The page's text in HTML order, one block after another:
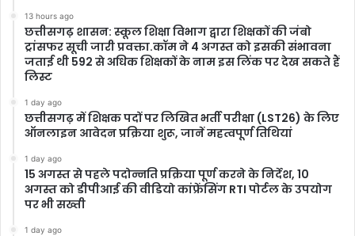
13 hours ago
छत्तीसगढ़ शासन: स्कूल शिक्षा विभाग द्वारा शिक्षकों की जंबो
ट्रांसफर सूची जारी प्रवक्ता.कॉम ने 4 अगस्त को इसकी संभावना
जताई थी 592 से अधिक शिक्षकों के नाम इस लिंक पर देख सकते हैं
लिस्ट
1 day ago
छत्तीसगढ़ में शिक्षक पदों पर लिखित भर्ती परीक्षा (LST26) के लिए
ऑनलाइन आवेदन प्रक्रिया शुरू, जानें महत्वपूर्ण तिथियां
1 day ago
15 अगस्त से पहले पदोन्नति प्रक्रिया पूर्ण करने के निर्देश, 10
अगस्त को डीपीआई की वीडियो कांफ्रेंसिंग RTI पोर्टल के उपयोग
पर भी सख्ती
1 day ago